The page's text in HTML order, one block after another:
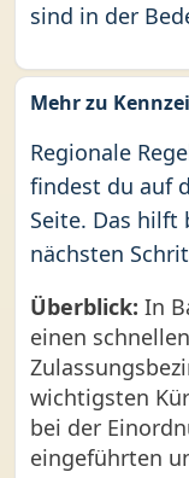
sind in der
Mehr zu
Regionale
findest du auf
Seite. Das hilft
nächsten
Überblick: In
einen
wichtigsten
bei der
eingeführten